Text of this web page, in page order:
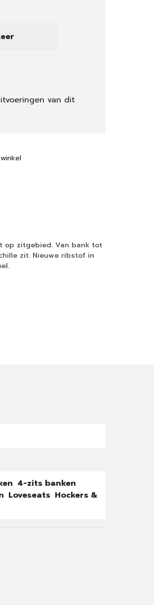
van dit
op zitgebied. Van bank tot
zit. Nieuwe ribstof in
4-zits banken
Loveseats Hockers &